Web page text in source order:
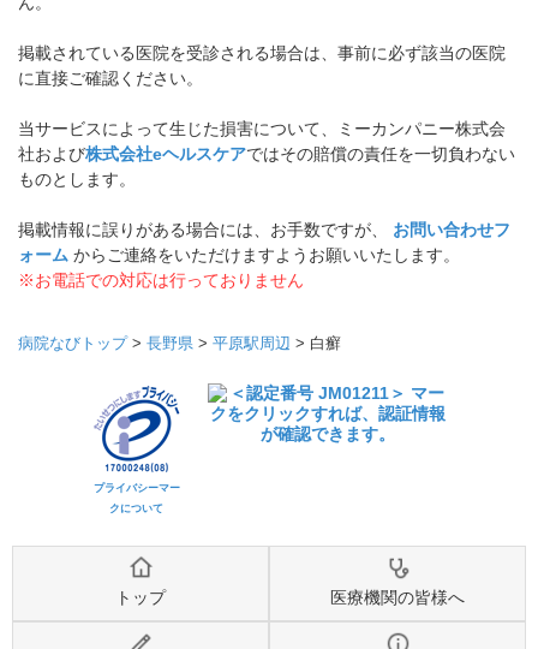
掲載されている医院を受診される場合は、事前に必ず該当の医院
に直接ご確認ください。
当サービスによって生じた損害について、ミーカンパニー株式会
社および株式会社eヘルスケアではその賠償の責任を一切負わない
ものとします。
掲載情報に誤りがある場合には、お手数ですが、 お問い合わせフ
ォーム からご連絡をいただけますようお願いいたします。
※お電話での対応は行っておりません
病院なびトップ> 長野県 > 平原駅周辺 > 白癬
プライバシーマー
クについて
トップ 医療機関の皆様へ